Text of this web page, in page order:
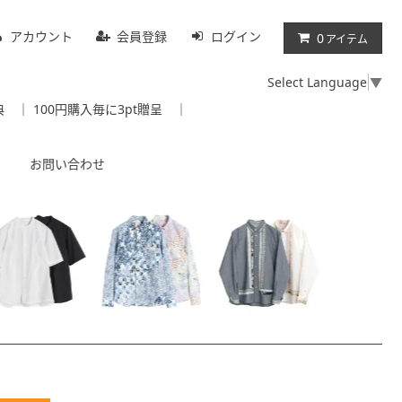
アカウント 会員登録 ログイン 0アイテム
Select Language▼
｜ 100円購入毎に3pt贈呈 ｜
お問い合わせ